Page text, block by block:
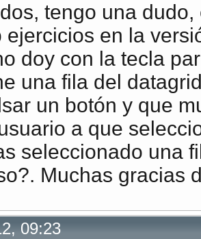
tengo una
ejercicios en la
doy con la tecla
una fila del
un botón y que
a que
seleccionado una
Muchas gracias
09:23